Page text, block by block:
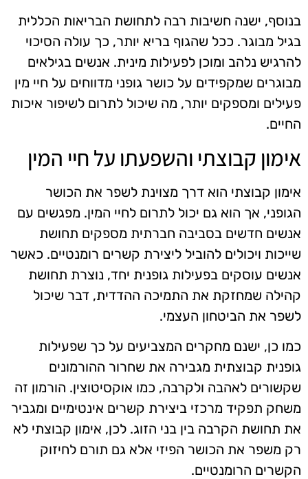
בנוסף, ישנה חשיבות רבה לתחושת הבריאות הכללית
בגיל מבוגר. ככל שהגוף בריא יותר, כך עולה הסיכוי
להרגיש נלהב ומוכן לפעילות מינית. אנשים בגילאים
מבוגרים שמקפידים על כושר גופני מדווחים על חיי מין
פעילים ומספקים יותר, מה שיכול לתרום לשיפור איכות
החיים.
אימון קבוצתי והשפעתו על חיי המין
אימון קבוצתי הוא דרך מצוינת לשפר את הכושר
הגופני, אך הוא גם יכול לתרום לחיי המין. מפגשים עם
אנשים חדשים בסביבה חברתית מספקים תחושת
שייכות ויכולים להוביל ליצירת קשרים רומנטיים. כאשר
אנשים עוסקים בפעילות גופנית יחד, נוצרת תחושת
קהילה שמחזקת את התמיכה ההדדית, דבר שיכול
לשפר את הביטחון העצמי.
כמו כן, ישנם מחקרים המצביעים על כך שפעילות
גופנית קבוצתית מגבירה את שחרור ההורמונים
שקשורים לאהבה ולקרבה, כמו אוקסיטוצין. הורמון זה
משחק תפקיד מרכזי ביצירת קשרים אינטימיים ומגביר
את תחושת הקרבה בין בני הזוג. לכן, אימון קבוצתי לא
רק משפר את הכושר הפיזי אלא גם תורם לחיזוק
הקשרים הרומנטיים.